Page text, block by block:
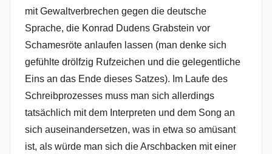
mit Gewaltverbrechen gegen die deutsche
Sprache, die Konrad Dudens Grabstein vor
Schamesröte anlaufen lassen (man denke sich
gefühlte drölfzig Rufzeichen und die gelegentliche
Eins an das Ende dieses Satzes). Im Laufe des
Schreibprozesses muss man sich allerdings
tatsächlich mit dem Interpreten und dem Song an
sich auseinandersetzen, was in etwa so amüsant
ist, als würde man sich die Arschbacken mit einer